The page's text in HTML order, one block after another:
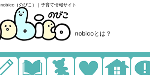
nobico（のびこ）｜子育て情報サイト
nobicoとは？